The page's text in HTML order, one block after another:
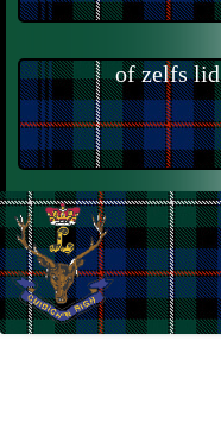
of zelfs lid